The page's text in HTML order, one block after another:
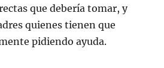
que debería tomar, y
quienes tienen que
pidiendo ayuda.